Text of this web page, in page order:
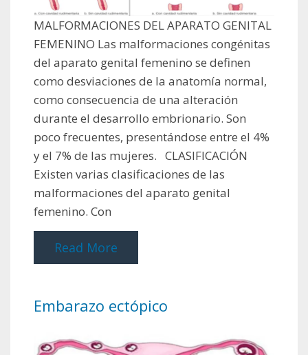
MALFORMACIONES DEL APARATO GENITAL
FEMENINO Las malformaciones congénitas
del aparato genital femenino se definen
como desviaciones de la anatomía normal,
como consecuencia de una alteración
durante el desarrollo embrionario. Son
poco frecuentes, presentándose entre el 4%
y el 7% de las mujeres. CLASIFICACIÓN
Existen varias clasificaciones de las
malformaciones del aparato genital
femenino. Con
Read More
Embarazo ectópico